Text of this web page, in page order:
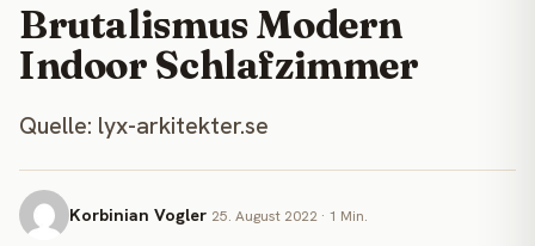
Brutalismus Modern
Indoor Schlafzimmer
Quelle: lyx-arkitekter.se
Korbinian Vogler 25. August 2022 · 1 Min.